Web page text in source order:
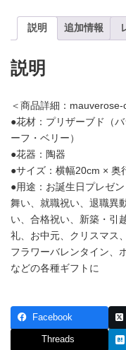
フ
モ
ー
色
の
バ
ラ
の
プ
ザ
ー
ブ
ド
フ
ラ
ワ
ン
ク」
（花
説明 追加情報
説明
＜商品詳細：mauverose-
●花材：プリザーブド（
ーフ・ベリー）
●花器：陶器
●サイズ：横幅20cm × 奥
●用途：お誕生日プレゼ
舞い、就職祝い、退職異
い、合格祝い、新築・引
礼、お中元、クリスマス
フラワーバレンタイン、
などの各種ギフトに
Facebook
Threads